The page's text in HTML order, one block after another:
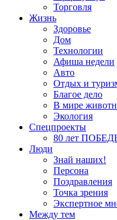
Торговля
Жизнь
Здоровье
Дом
Технологии
Афиша недели
Авто
Отдых и
Благое дело
В мире
Экология
Спецпроекты
80 лет
Люди
Знай наших!
Персона
Поздравления
Точка зрения
Экспертное
Между тем